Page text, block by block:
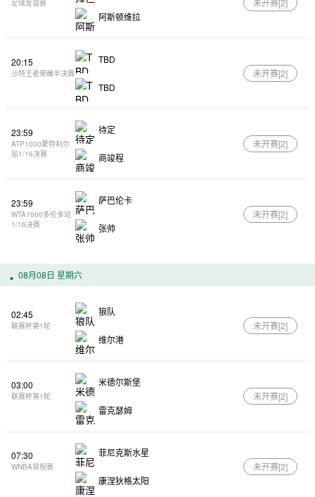
足球友谊赛
阿斯顿维拉
未开赛[2]
20:15
沙特王者荣耀半决赛
TBD
TBD
未开赛[2]
23:59
ATP1000蒙特利尔
站1/16决赛
待定
商竣程
未开赛[2]
23:59
WTA1000多伦多站
1/16决赛
萨巴伦卡
张帅
未开赛[2]
08月08日 星期六
02:45
联赛杯第1轮
狼队
维尔港
未开赛[2]
03:00
联赛杯第1轮
米德尔斯堡
雷克瑟姆
未开赛[2]
07:30
WNBA常规赛
菲尼克斯水星
康涅狄格太阳
未开赛[2]